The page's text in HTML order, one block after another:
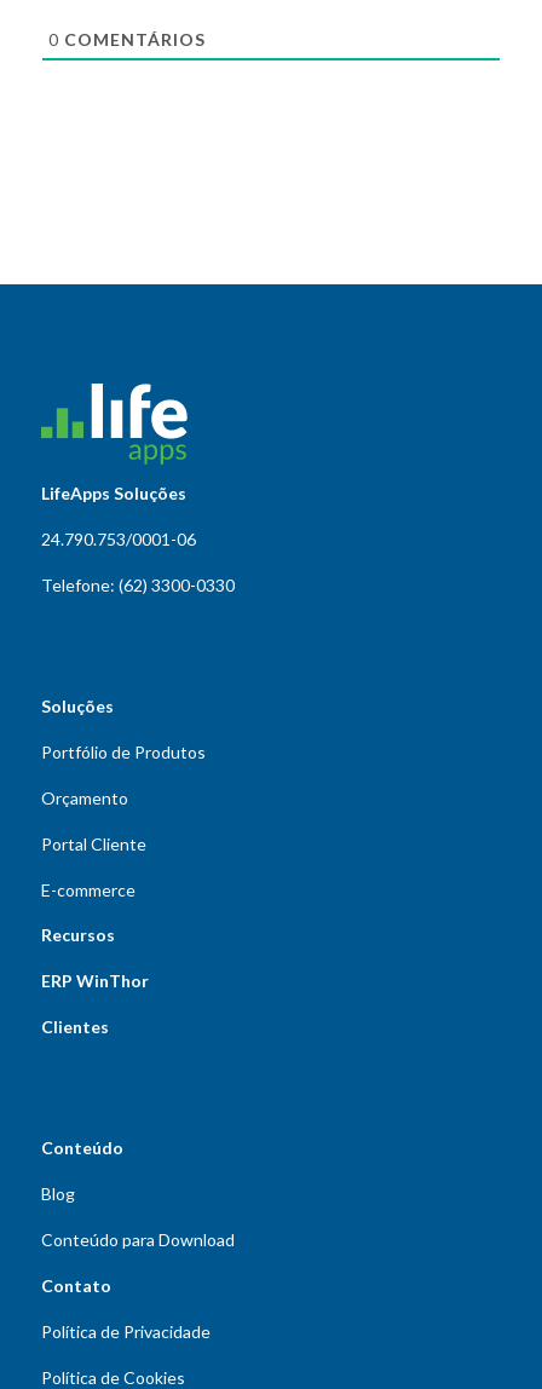
0 COMENTÁRIOS
LifeApps Soluções
24.790.753/0001-06
Telefone: (62) 3300-0330
Soluções
Portfólio de Produtos
Orçamento
Portal Cliente
E-commerce
Recursos
ERP WinThor
Clientes
Conteúdo
Blog
Conteúdo para Download
Contato
Política de Privacidade
Política de Cookies